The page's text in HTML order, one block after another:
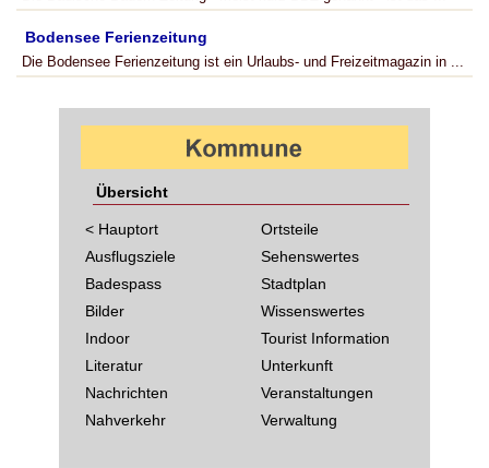
Bodensee Ferienzeitung
Die Bodensee Ferienzeitung ist ein Urlaubs- und Freizeitmagazin in ...
Übersicht
< Hauptort
Ausflugsziele
Badespass
Bilder
Indoor
Literatur
Nachrichten
Nahverkehr
Ortsteile
Sehenswertes
Stadtplan
Wissenswertes
Tourist Information
Unterkunft
Veranstaltungen
Verwaltung